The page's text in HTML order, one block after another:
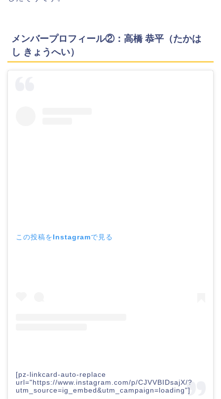
メンバープロフィール②：高橋 恭平（たかは
し きょうへい）
この投稿をInstagramで見る
[pz-linkcard-auto-replace
url="https://www.instagram.com/p/CJVVBIDsajX/?
utm_source=ig_embed&utm_campaign=loading"]